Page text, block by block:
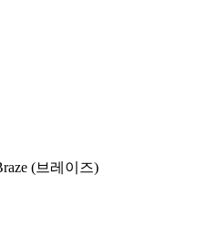
(브레이즈)